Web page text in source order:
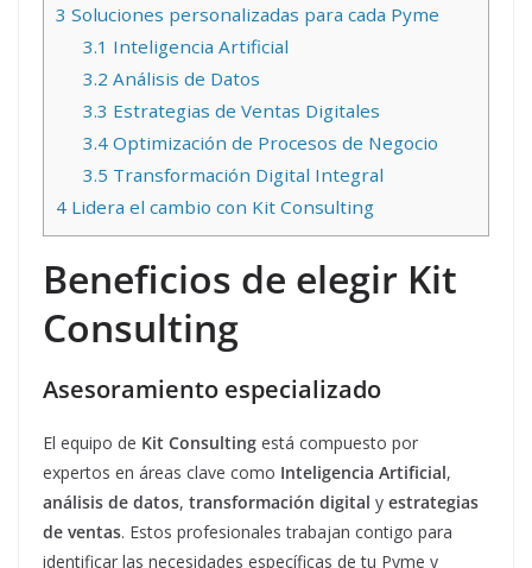
3 Soluciones personalizadas para cada Pyme
3.1 Inteligencia Artificial
3.2 Análisis de Datos
3.3 Estrategias de Ventas Digitales
3.4Optimización de Procesos de Negocio
3.5 Transformación Digital Integral
4 Lidera el cambio con Kit Consulting
Beneficios de elegir Kit
Consulting
Asesoramiento especializado
El equipo de Kit Consulting está compuesto por
expertos en áreas clave como Inteligencia Artificial,
análisis de datos, transformación digital y estrategias
de ventas. Estos profesionales trabajan contigo para
identificar las necesidades específicas de tu Pyme y